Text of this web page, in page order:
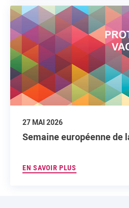
27 MAI 2026
Semaine européenne de
EN SAVOIR PLUS